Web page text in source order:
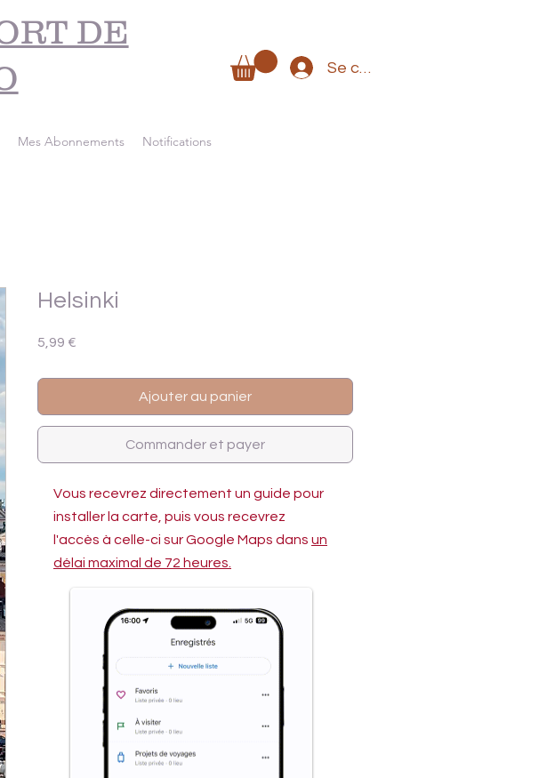
DE
Se connecter
Mes Abonnements Notifications
Helsinki
5,99 €
Ajouter au panier
Commander et payer
Vous recevrez directement un guide pour
installer la carte, puis vous recevrez
l'accès à celle-ci sur Google Maps dans un
délai maximal de 72 heures.